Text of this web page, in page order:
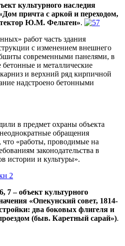
культурного наследия
причта с аркой и переходом,
Ю.М. Фельтен».
работ часть здания
с изменением внешнего
современными панелями, в
и металлические
и верхний ряд кирпичной
надстроено бетонными
в предмет охраны объекта
обращения
что «работы, проводимые на
законодательства в
истории и культуры».
7 – объект культурного
«Опекунский совет, 1814-
два боковых флигеля и
(быв. Каретный сарай»).